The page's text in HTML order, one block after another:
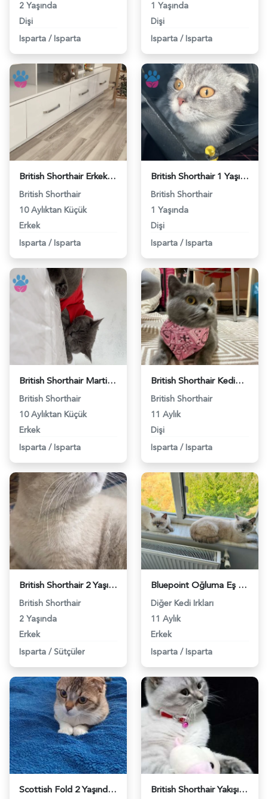
2 Yaşında
Dişi
Isparta / Isparta
1 Yaşında
Dişi
Isparta / Isparta
British Shorthair Erkek kedim için eş arıyorum - 118972027
British Shorthair
10 Aylıktan Küçük
Erkek
Isparta / Isparta
British Shorthair 1 Yaşında Eş Arıyor - 118969533
British Shorthair
1 Yaşında
Dişi
Isparta / Isparta
British Shorthair Martis Eş Arıyor - 118967839
British Shorthair
10 Aylıktan Küçük
Erkek
Isparta / Isparta
British Shorthair Kedime Eş Arıyorum - 118961255
British Shorthair
11 Aylık
Dişi
Isparta / Isparta
British Shorthair 2 Yaşında Kedime Eş Arıyorum - 118961852
British Shorthair
2 Yaşında
Erkek
Isparta / Sütçüler
Bluepoint Oğluma Eş Arıyoruz - 118961978
Diğer Kedi Irkları
11 Aylık
Erkek
Isparta / Isparta
Scottish Fold 2 Yaşında Kızıma Eş Arıyorum - 1152 British Shorthair Yakışıklı Oğlumuza Eş Arıyoruz - 1489